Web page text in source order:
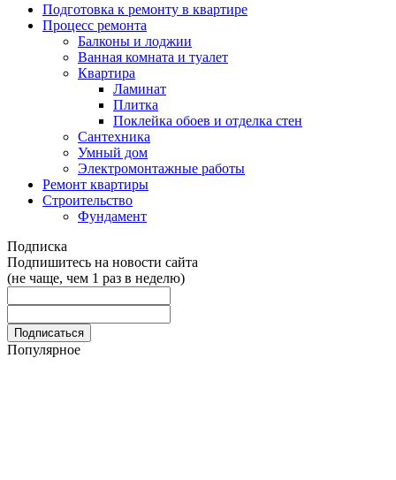
Подготовка к ремонту в квартире
Процесс ремонта
Балконы и лоджии
Ванная комната и туалет
Квартира
Ламинат
Плитка
Поклейка обоев и отделка стен
Сантехника
Умный дом
Электромонтажные работы
Ремонт квартиры
Строительство
Фундамент
Подписка
Подпишитесь на новости сайта
(не чаще, чем 1 раз в неделю)
Популярное